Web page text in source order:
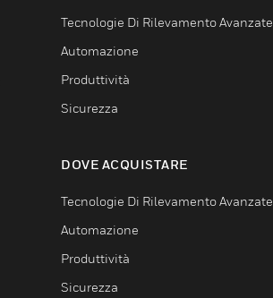
Tecnologie Di Rilevamento Avanzate
Automazione
Produttività
Sicurezza
DOVE ACQUISTARE
Tecnologie Di Rilevamento Avanzate
Automazione
Produttività
Sicurezza